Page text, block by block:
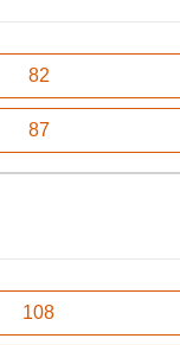
82
87
108